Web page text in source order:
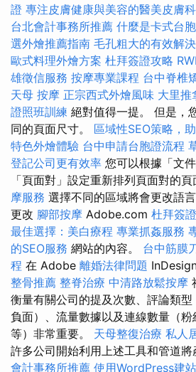
證 專注皮膚健康與美容的醫美皮膚科
台北會計事務所推薦 什麼是卡式台
選外燴推薦指南 毛孔粗大的有效解
歐式料理外燴方案 杜拜簽證攻略
雄徵信服務 按摩專業課程 台中脊椎
天母 按摩 正宗西式外燴風味 大里推
證照班訓練 絕對值得一提。 但是，
同的頁面尺寸。 區域性SEO策略，
特色外燴體驗 台中申請台胞證流程
登記公司更有效率 您可以根據「文
「頁面對」設定重新排列頁面對的頁
摩服務 選擇不同的區域將會更改語
更改 腳部按摩 Adob​​e.com 杜拜簽
最佳選擇：美白療程 專業抓姦服務
的SEO服務 網站的內容。 台中筋膜
程 在 Adob​​e 離婚法律問題
整骨推薦 整脊治療 中清路放鬆按摩
衡量有關公司的提及次數、評論類
負面）、流量數據以及連線數量（
等）非常重要。 天母整復治療 私人
許多公司開始利用上述工具和管道將
會計事務所推薦 使用WordPress建站